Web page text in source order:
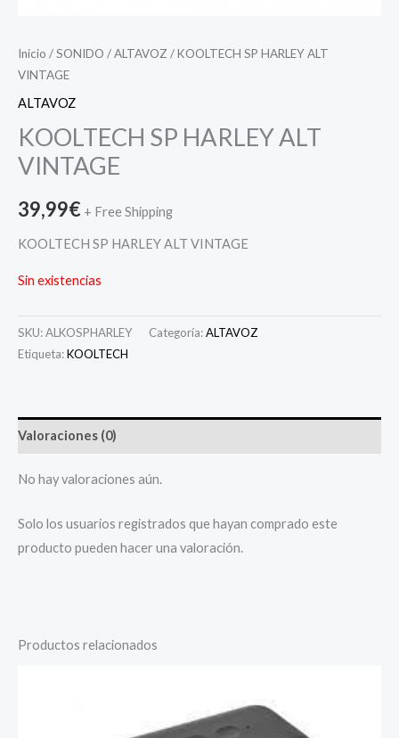
Inicio /SONIDO /ALTAVOZ / KOOLTECH SP HARLEY ALT
VINTAGE
ALTAVOZ
KOOLTECH SP HARLEY ALT
VINTAGE
39,99€ + Free Shipping
KOOLTECH SP HARLEY ALT VINTAGE
Sin existencias
SKU:ALKOSPHARLEY Categoría:ALTAVOZ
Etiqueta:KOOLTECH
Valoraciones (0)
No hay valoraciones aún.
Solo los usuarios registrados que hayan comprado este
producto pueden hacer una valoración.
Productos relacionados